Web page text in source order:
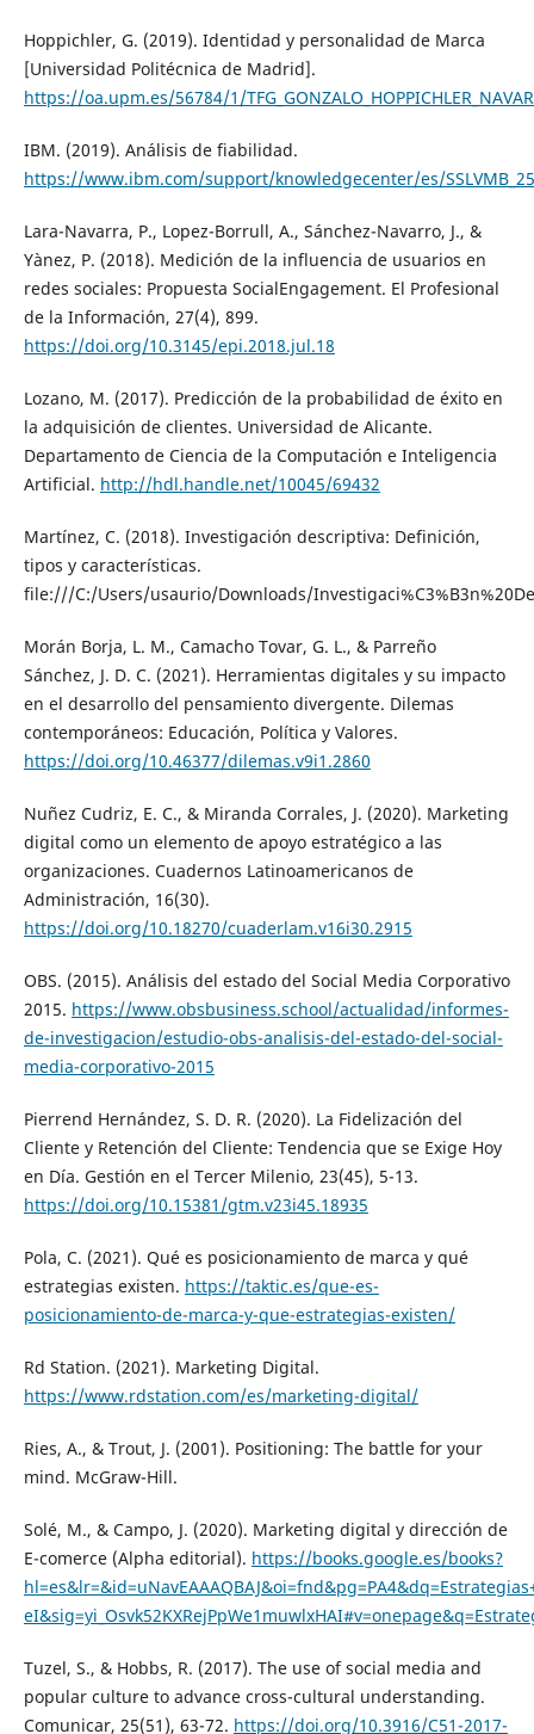
Hoppichler, G. (2019). Identidad y personalidad de Marca
[Universidad Politécnica de Madrid].
https://oa.upm.es/56784/1/
IBM. (2019). Análisis de fiabilidad.
https://www.ibm.com/support/knowledgecenter/es/
Lara-Navarra, P., Lopez-Borrull, A., Sánchez-Navarro, J., &
Yànez, P. (2018). Medición de la influencia de usuarios en
redes sociales: Propuesta SocialEngagement. El Profesional
de la Información, 27(4), 899.
https://doi.org/10.3145/epi.2018.jul.18
Lozano, M. (2017). Predicción de la probabilidad de éxito en
la adquisición de clientes. Universidad de Alicante.
Departamento de Ciencia de la Computación e Inteligencia
Artificial. http://hdl.handle.net/10045/69432
Martínez, C. (2018). Investigación descriptiva: Definición,
tipos y características.
file:///C:/Users/usaurio/Downloads/
Morán Borja, L. M., Camacho Tovar, G. L., & Parreño
Sánchez, J. D. C. (2021). Herramientas digitales y su impacto
en el desarrollo del pensamiento divergente. Dilemas
contemporáneos: Educación, Política y Valores.
https://doi.org/10.46377/dilemas.v9i1.2860
Nuñez Cudriz, E. C., & Miranda Corrales, J. (2020). Marketing
digital como un elemento de apoyo estratégico a las
organizaciones. Cuadernos Latinoamericanos de
Administración, 16(30).
https://doi.org/10.18270/cuaderlam.v16i30.2915
OBS. (2015). Análisis del estado del Social Media Corporativo
2015. https://www.obsbusiness.school/actualidad/informes-
de-investigacion/estudio-obs-analisis-del-estado-del-social-
media-corporativo-2015
Pierrend Hernández, S. D. R. (2020). La Fidelización del
Cliente y Retención del Cliente: Tendencia que se Exige Hoy
en Día. Gestión en el Tercer Milenio, 23(45), 5-13.
https://doi.org/10.15381/gtm.v23i45.18935
Pola, C. (2021). Qué es posicionamiento de marca y qué
estrategias existen. https://taktic.es/que-es-
posicionamiento-de-marca-y-que-estrategias-existen/
Rd Station. (2021). Marketing Digital.
https://www.rdstation.com/es/marketing-digital/
Ries, A., & Trout, J. (2001). Positioning: The battle for your
mind. McGraw-Hill.
Solé, M., & Campo, J. (2020). Marketing digital y dirección de
E-comerce (Alpha editorial). https://books.google.es/books?
Tuzel, S., & Hobbs, R. (2017). The use of social media and
popular culture to advance cross-cultural understanding.
Comunicar, 25(51), 63-72. https://doi.org/10.3916/C51-2017-